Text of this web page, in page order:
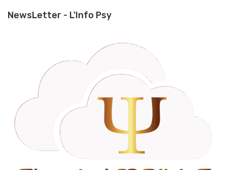
NewsLetter - L'Info Psy